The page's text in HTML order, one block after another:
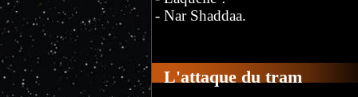
- Nar Shaddaa.
L'attaque du tram